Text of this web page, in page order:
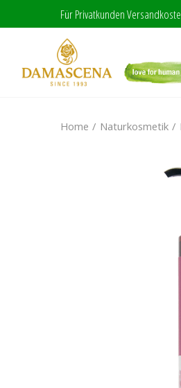
Für Privatkunden
Home Naturkosmetik